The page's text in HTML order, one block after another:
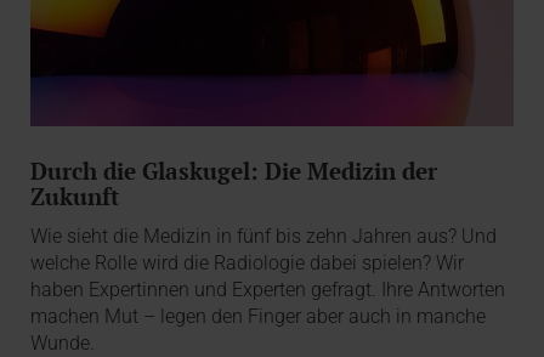
Durch die Glaskugel: Die Medizin der
Zukunft
Wie sieht die Medizin in fünf bis zehn Jahren aus? Und
welche Rolle wird die Radiologie dabei spielen? Wir
haben Expertinnen und Experten gefragt. Ihre Antworten
machen Mut – legen den Finger aber auch in manche
Wunde.